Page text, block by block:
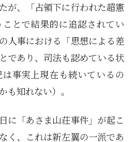
が、「占領下に行われた超憲
とで結果的に追認されてい
人事における「思想による差
であり、司法も認めている状
事実上現在も続いているの
も知れない）。
に「あさま山荘事件」が起こ
く、これは新左翼の一派であ